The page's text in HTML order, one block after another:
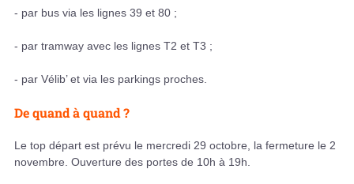
- par bus via les lignes 39 et 80 ;
- par tramway avec les lignes T2 et T3 ;
- par Vélib’ et via les parkings proches.
De quand à quand ?
Le top départ est prévu le mercredi 29 octobre, la fermeture le 2
novembre. Ouverture des portes de 10h à 19h.